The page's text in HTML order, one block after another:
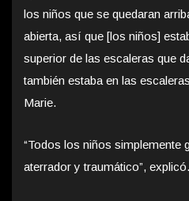
los niños que se quedaran
abierta, así que [los niños]
superior de las escaleras que
también estaba en las
Marie.
“Todos los niños simplemente
aterrador y traumático”, explicó.